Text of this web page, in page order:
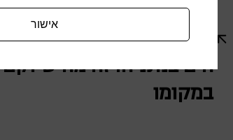
20.10.2025
נהרס המלון המיתולוגי על
הים בנתניה: זה מה שיוקם
במקומו
אישור